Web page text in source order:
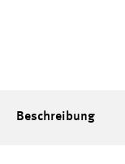
Beschreibung